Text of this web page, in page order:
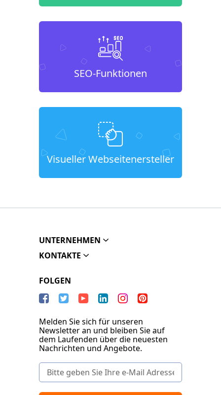
SEO-Funktionen
Visueller Webseitenersteller
UNTERNEHMEN
KONTAKTE
FOLGEN
Melden Sie sich für unseren
Newsletter an und bleiben Sie auf
dem Laufenden über die neuesten
Nachrichten und Angebote.